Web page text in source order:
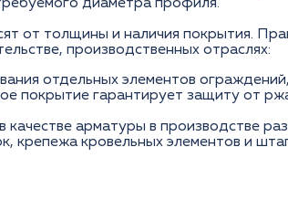
диаметра профиля.
от толщины и наличия покрытия.
производственных отраслях:
отдельных элементов
покрытие гарантирует защиту от
арматуры в производстве
крепежа кровельных элементов и